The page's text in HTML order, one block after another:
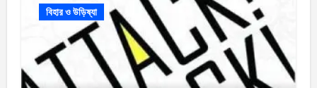
বিহার ও উড়িষ্যা